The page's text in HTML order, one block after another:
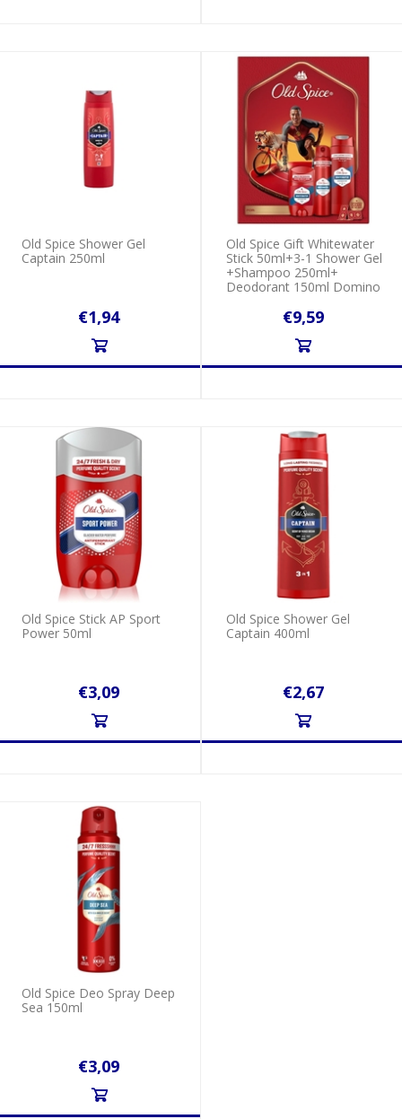
Old Spice Shower Gel
Captain 250ml
€1,94
Old Spice Gift Whitewater
Stick 50ml+3-1 Shower Gel
+Shampoo 250ml+
Deodorant 150ml Domino
€9,59
Old Spice Stick AP Sport
Power 50ml
€3,09
Old Spice Shower Gel
Captain 400ml
€2,67
Old Spice Deo Spray Deep
Sea 150ml
€3,09